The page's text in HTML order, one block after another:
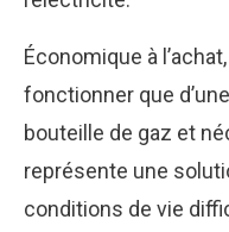
Économique à
fonctionner que
bouteille de gaz et
représente une
conditions de vie